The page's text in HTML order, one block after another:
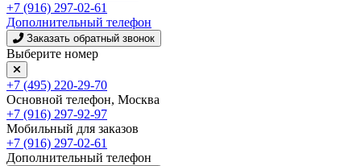
+7 (916) 297-02-61
Дополнительный телефон
Заказать обратный звонок
Выберите номер
+7 (495) 220-29-70
Основной телефон, Москва
+7 (916) 297-92-97
Мобильный для заказов
+7 (916) 297-02-61
Дополнительный телефон